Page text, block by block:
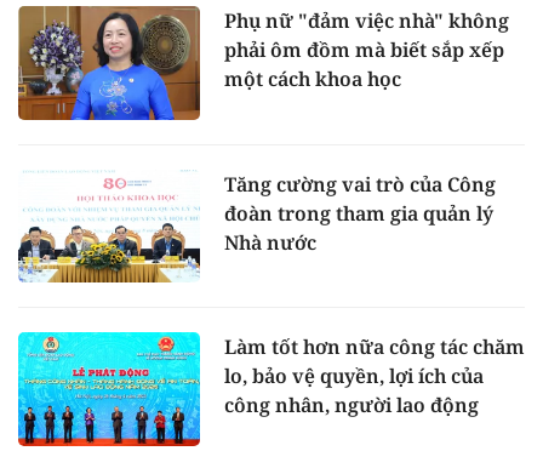
Phụ nữ "đảm việc nhà" không
phải ôm đồm mà biết sắp xếp
một cách khoa học
Tăng cường vai trò của Công
đoàn trong tham gia quản lý
Nhà nước
Làm tốt hơn nữa công tác chăm
lo, bảo vệ quyền, lợi ích của
công nhân, người lao động